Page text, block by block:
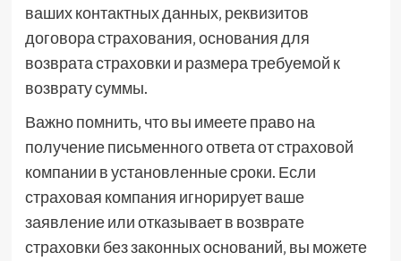
ваших контактных данных‚ реквизитов
договора страхования‚ основания для
возврата страховки и размера требуемой к
возврату суммы.
Важно помнить‚ что вы имеете право на
получение письменного ответа от страховой
компании в установленные сроки. Если
страховая компания игнорирует ваше
заявление или отказывает в возврате
страховки без законных оснований‚ вы можете